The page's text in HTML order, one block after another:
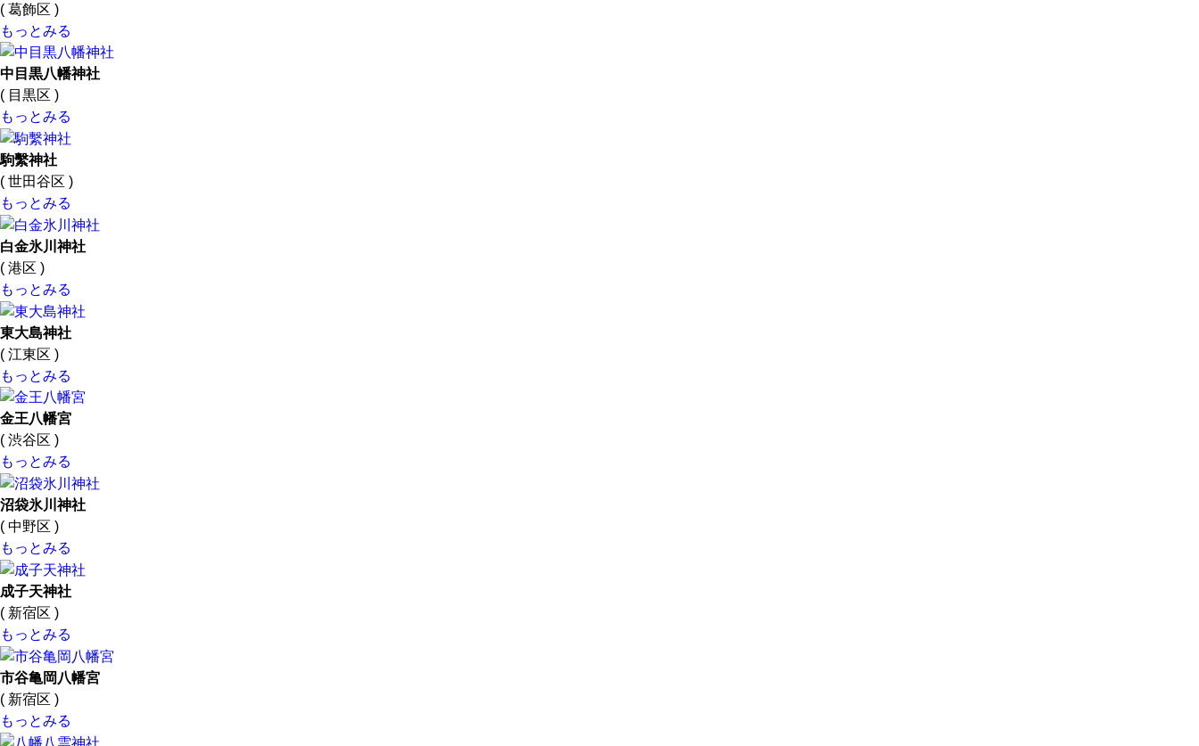
( 葛飾区 )
もっとみる
中目黒八幡神社
( 目黒区 )
もっとみる
駒繫神社
( 世田谷区 )
もっとみる
白金氷川神社
( 港区 )
もっとみる
東大島神社
( 江東区 )
もっとみる
金王八幡宮
( 渋谷区 )
もっとみる
沼袋氷川神社
( 中野区 )
もっとみる
成子天神社
( 新宿区 )
もっとみる
市谷亀岡八幡宮
( 新宿区 )
もっとみる